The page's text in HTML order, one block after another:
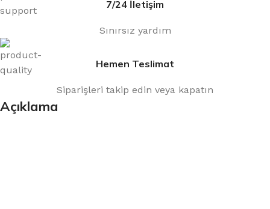
7/24 İletişim
Sınırsız yardım
Hemen Teslimat
Siparişleri takip edin veya kapatın
Açıklama